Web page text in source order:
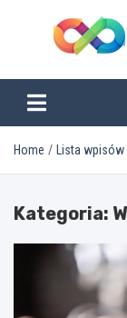
Home Lista wpisów
Kategoria: